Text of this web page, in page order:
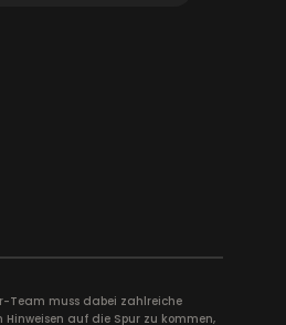
Team muss dabei zahlreiche
auf die Spur zu kommen,